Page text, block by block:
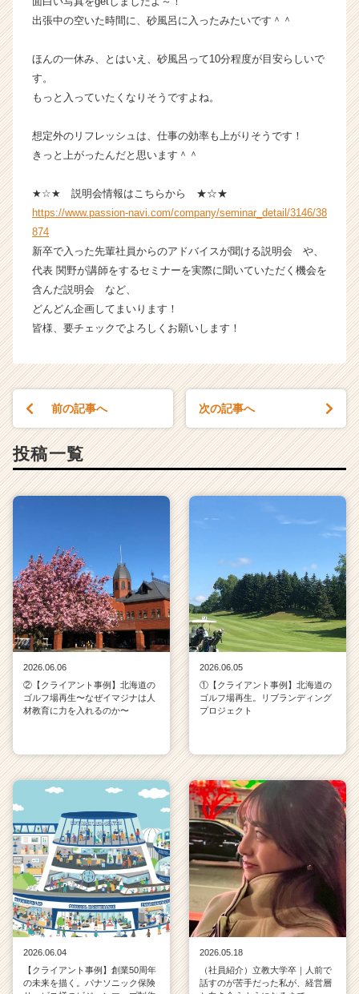
ス
ト
届
就
活
ト
チ
キ
ャ
ア
h
r
e
r）
出張中の空いた時間に、砂風呂に入ったみたいです＾＾
ほんの一休み、とはいえ、砂風呂って10分程度が目安らしいで
す。
もっと入っていたくなりそうですよね。
想定外のリフレッシュは、仕事の効率も上がりそうです！
きっと上がったんだと思います＾＾
★☆★ 説明会情報はこちらから ★☆★
https://www.passion-navi.com/company/seminar_detail/3146/38
874
新卒で入った先輩社員からのアドバイスが聞ける説明会 や、
代表 関野が講師をするセミナーを実際に聞いていただく機会を
含んだ説明会 など、
どんどん企画してまいります！
皆様、要チェックでよろしくお願いします！
前の記事へ 次の記事へ
投稿一覧
2026.06.06
②【クライアント事例】北海道の
ゴルフ場再生〜なぜイマジナは人
材教育に力を入れるのか〜
2026.06.05
①【クライアント事例】北海道の
ゴルフ場再生。リブランディング
プロジェクト
2026.06.04
【クライアント事例】創業50周年
の未来を描く。パナソニック保険
2026.05.18
（社員紹介）立教大学卒｜人前で
話すのが苦手だった私が、経営層